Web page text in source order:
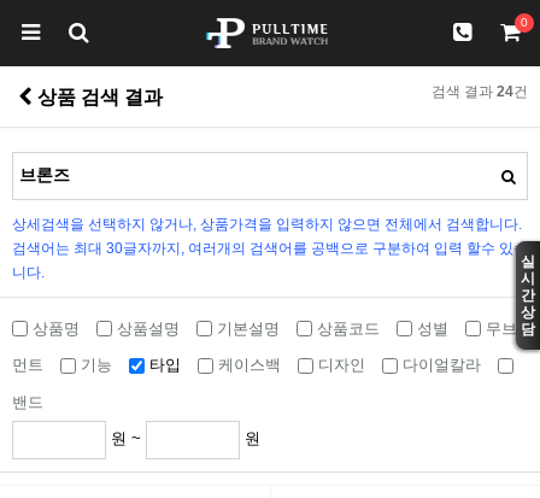
실
시
간
상
담
0
상품 검색 결과 검색 결과 24건
상세검색을 선택하지 않거나, 상품가격을 입력하지 않으면 전체에서 검색합니다.
검색어는 최대 30글자까지, 여러개의 검색어를 공백으로 구분하여 입력 할수 있습
니다.
상품명 상품설명 기본설명 상품코드 성별 무브
먼트 기능 타입 케이스백 디자인 다이얼칼라
밴드
원 ~ 원